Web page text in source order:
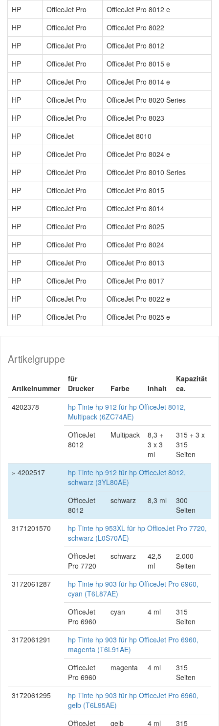
HP
OfficeJet Pro
OfficeJet Pro 8012 e
HP
OfficeJet Pro
OfficeJet Pro 8022
HP
OfficeJet Pro
OfficeJet Pro 8012
HP
OfficeJet Pro
OfficeJet Pro 8015 e
HP
OfficeJet Pro
OfficeJet Pro 8014 e
HP
OfficeJet Pro
OfficeJet Pro 8020 Series
HP
OfficeJet Pro
OfficeJet Pro 8023
HP
OfficeJet
OfficeJet 8010
HP
OfficeJet Pro
OfficeJet Pro 8024 e
HP
OfficeJet Pro
OfficeJet Pro 8010 Series
HP
OfficeJet Pro
OfficeJet Pro 8015
HP
OfficeJet Pro
OfficeJet Pro 8014
HP
OfficeJet Pro
OfficeJet Pro 8025
HP
OfficeJet Pro
OfficeJet Pro 8024
HP
OfficeJet Pro
OfficeJet Pro 8013
HP
OfficeJet Pro
OfficeJet Pro 8017
HP
OfficeJet Pro
OfficeJet Pro 8022 e
HP
OfficeJet Pro OfficeJet Pro 8025 e
Artikelgruppe
Artikelnummer
für
Drucker
Farbe Inhalt
Kapazität
ca.
4202378
hp Tinte hp 912 für hp OfficeJet 8012,
Multipack (6ZC74AE)
OfficeJet
8012
Multipack
8,3 +
3 x 3
ml
315 + 3 x
315
Seiten
» 4202517
hp Tinte hp 912 für hp OfficeJet 8012,
schwarz (3YL80AE)
OfficeJet
8012
schwarz 8,3 ml
300
Seiten
3171201570
hp Tinte hp 953XL für hp OfficeJet Pro 7720,
schwarz (L0S70AE)
OfficeJet
Pro 7720
schwarz
42,5
ml
2.000
Seiten
3172061287
hp Tinte hp 903 für hp OfficeJet Pro 6960,
cyan (T6L87AE)
OfficeJet
Pro 6960
cyan 4 ml
315
Seiten
3172061291
hp Tinte hp 903 für hp OfficeJet Pro 6960,
magenta (T6L91AE)
OfficeJet
Pro 6960
magenta 4 ml
315
Seiten
3172061295
hp Tinte hp 903 für hp OfficeJet Pro 6960,
gelb (T6L95AE)
OfficeJet
gelb 4 ml 315